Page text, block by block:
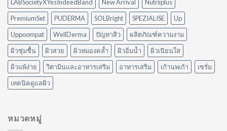
บ้าน
ของ
คุณ
LABSocietyXYesIndeedBand
New Arrival
Nutriiplus
PremiumSet
PUDERMA SOLBright SPEZIALISE
Up
Uppoompat
WellDerma ปัญหาสิว
ผลิตภัณฑ์ความงาม
ผิวชุ่มชื้น
ผิวสวย ผิวหมองคล้ำ ผิวอิ่มน้ำ
ผิวเนียนใส
ผิวแพ้ง่าย
วิตามินและอาหารเสริม อาหารเสริม เก้านพเก้า
เซรั่ม
เทคนิคดูแลผิว
หมวดหมู่